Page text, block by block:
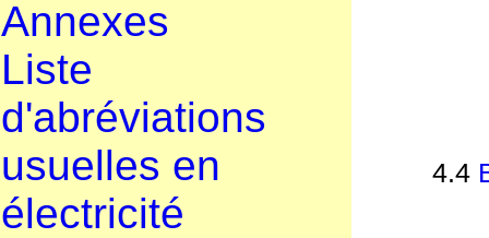
Annexes
Liste
d'abréviations
usuelles en
électricité
4.4